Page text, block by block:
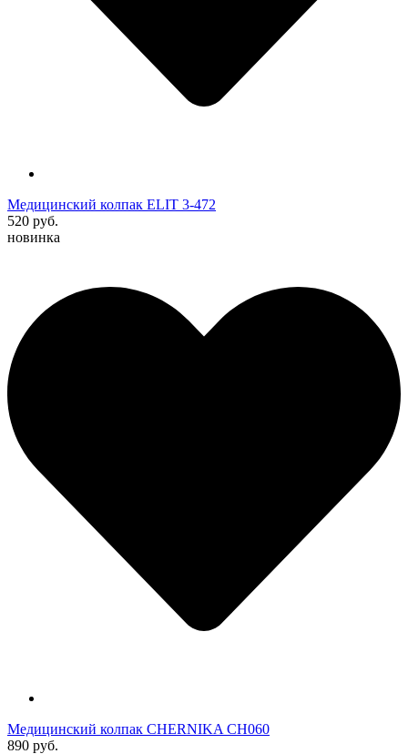
Медицинский колпак ELIT 3-472
520 руб.
новинка
Медицинский колпак CHERNIKA CH060
890 руб.